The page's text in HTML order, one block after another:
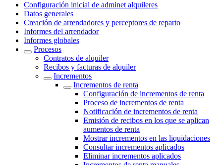
Configuración inicial de adminet alquileres
Datos generales
Creación de arrendadores y perceptores de reparto
Informes del arrendador
Informes globales
Procesos
Contratos de alquiler
Recibos y facturas de alquiler
Incrementos
Incrementos de renta
Configuración de incrementos de renta
Proceso de incrementos de renta
Notificación de incrementos de renta
Emisión de recibos en los que se aplican
aumentos de renta
Mostrar incrementos en las liquidaciones
Consultar incrementos aplicados
Eliminar incrementos aplicados